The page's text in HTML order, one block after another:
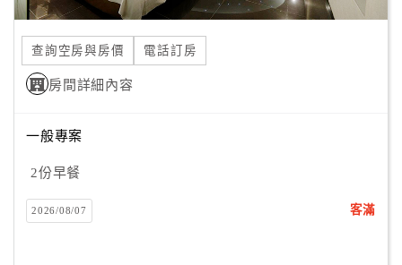
伴
計
劃
宣
查詢空房與房價 電話訂房
房間詳細內容
一般專案
2份早餐
2026/08/07 客滿